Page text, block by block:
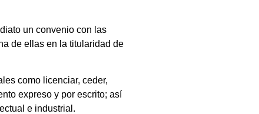
un convenio con las
de ellas en la titularidad de
como licenciar, ceder,
expreso y por escrito; así
e industrial.